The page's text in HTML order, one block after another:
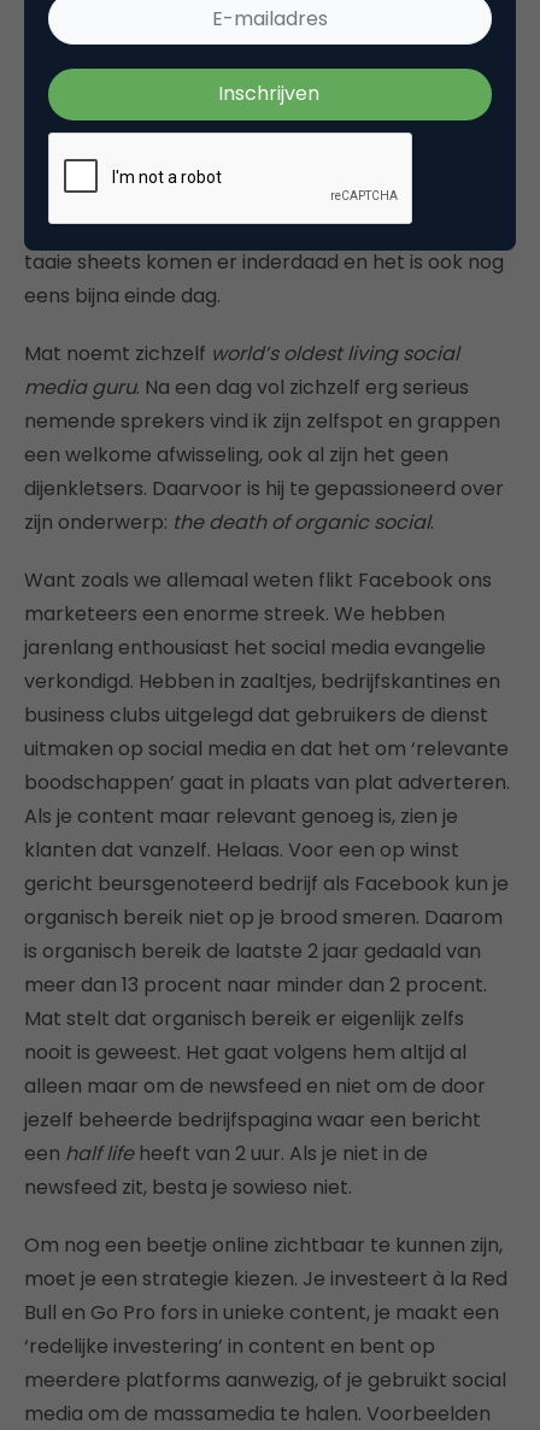
The end of organic social
“Kun je me vertellen hoe ervaren jullie hier zijn op
het gebied van media-inkoop?” vraagt Mat
Morrison, ofwel
voor aanvang van zijn presentatie. “Ik heb er
namelijk een paar taaie sheets tussen zitten.” Die
taaie sheets komen er inderdaad en het is ook nog
eens bijna einde dag.
Mat noemt zichzelf world’s oldest living social
media guru. Na een dag vol zichzelf erg serieus
nemende sprekers vind ik zijn zelfspot en grappen
een welkome afwisseling, ook al zijn het geen
dijenkletsers. Daarvoor is hij te gepassioneerd over
zijn onderwerp: the death of organic social.
Want zoals we allemaal weten flikt Facebook ons
marketeers een enorme streek. We hebben
jarenlang enthousiast het social media evangelie
verkondigd. Hebben in zaaltjes, bedrijfskantines en
business clubs uitgelegd dat gebruikers de dienst
uitmaken op social media en dat het om ‘relevante
boodschappen’ gaat in plaats van plat adverteren.
Als je content maar relevant genoeg is, zien je
klanten dat vanzelf. Helaas. Voor een op winst
gericht beursgenoteerd bedrijf als Facebook kun je
organisch bereik niet op je brood smeren. Daarom
is organisch bereik de laatste 2 jaar gedaald van
meer dan 13 procent naar minder dan 2 procent.
Mat stelt dat organisch bereik er eigenlijk zelfs
nooit is geweest. Het gaat volgens hem altijd al
alleen maar om de newsfeed en niet om de door
jezelf beheerde bedrijfspagina waar een bericht
een half lifeheeft van 2 uur. Als je niet in de
newsfeed zit, besta je sowieso niet.
Om nog een beetje online zichtbaar te kunnen zijn,
moet je een strategie kiezen. Je investeert à la Red
Bull en Go Pro fors in unieke content, je maakt een
‘redelijke investering’ in content en bent op
meerdere platforms aanwezig, of je gebruikt social
media om de massamedia te halen. Voorbeelden